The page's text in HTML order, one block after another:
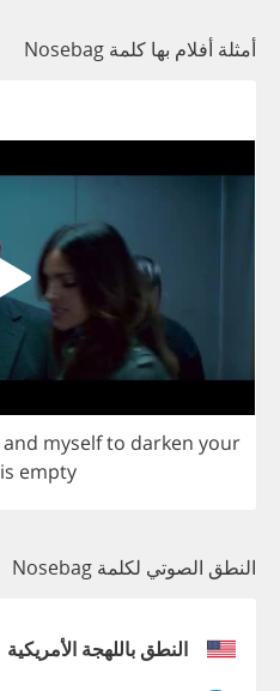
أمثلة أفلام بها كلمة Nosebag
and myselfto darken your
is empty
النطق الصوتي لكلمة Nosebag
النطق باللهجة الأمريكية